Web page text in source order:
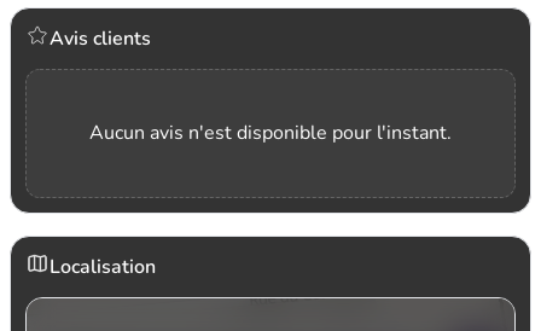
Avis clients
Aucun avis n'est disponible pour l'instant.
Localisation